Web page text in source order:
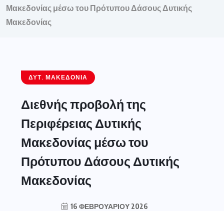
Μακεδονίας μέσω του Πρότυπου Δάσους Δυτικής
Μακεδονίας
ΔΥΤ. ΜΑΚΕΔΟΝΊΑ
Διεθνής προβολή της
Περιφέρειας Δυτικής
Μακεδονίας μέσω του
Πρότυπου Δάσους Δυτικής
Μακεδονίας
16 ΦΕΒΡΟΥΑΡΊΟΥ 2026